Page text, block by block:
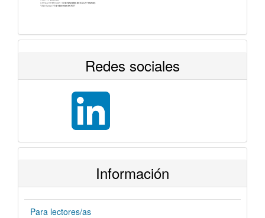
Redes sociales
Información
Para lectores/as